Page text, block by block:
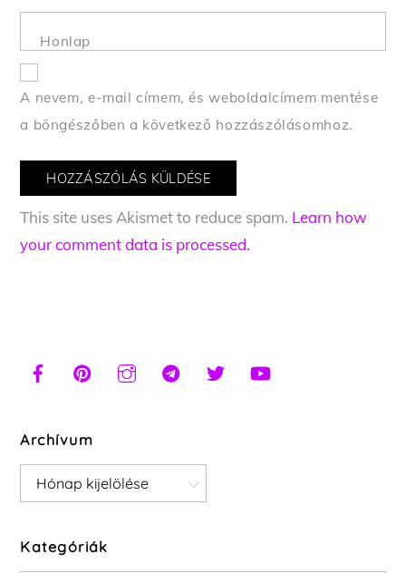
Honlap
A nevem, e-mail címem, és weboldalcímem mentése
a böngészőben a következő hozzászólásomhoz.
This site uses Akismet to reduce spam. Learn how
your comment data is processed.
Archívum
Archívum
Kategóriák